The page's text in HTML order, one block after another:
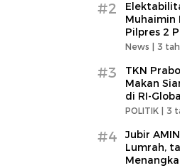
#2
Muhaimin
Pilpres 2
News | 3
#3
TKN
Makan
di RI-Global
POLITIK | 3
#4
Jubir
Lumrah,